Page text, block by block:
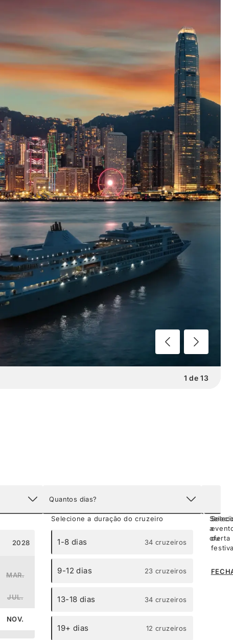
1 de 13
2028 2029
MAR. ABR.
JUL. AGO.
NOV.
Quantos dias?
Selecione a duração do cruzeiro
1-8 dias 34 cruzeiros
9-12 dias 23 cruzeiros
13-18 dias 34 cruzeiros
19+ dias 12 cruzeiros
a
oferta
ou